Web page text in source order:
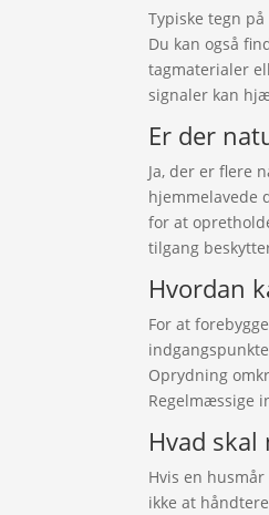
Typiske tegn
Du kan også
tagmaterialer
signaler kan
Er der
Ja, der er flere
hjemmelavede
for at
tilgang
Hvordan
For at
Oprydning
Regelmæssige
Hvad
Hvis en
ikke at